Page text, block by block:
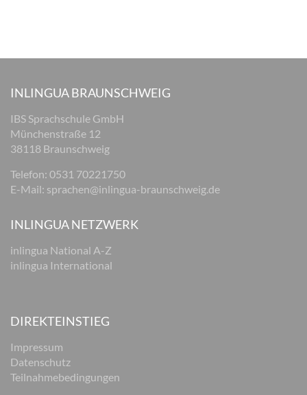
INLINGUA BRAUNSCHWEIG
IBS Sprachschule GmbH
Münchenstraße 12
38118 Braunschweig
Telefon: 0531 70221750
E-Mail: sprachen@inlingua-braunschweig.de
INLINGUA NETZWERK
inlingua National A-Z
inlingua International
DIREKTEINSTIEG
Impressum
Datenschutz
Teilnahmebedingungen